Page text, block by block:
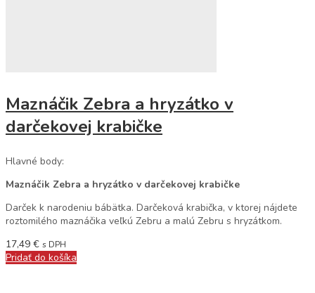
Maznáčik Zebra a hryzátko v
darčekovej krabičke
Hlavné body:
Maznáčik Zebra a hryzátko v darčekovej krabičke
Darček k narodeniu bábätka. Darčeková krabička, v ktorej nájdete
roztomilého maznáčika veľkú Zebru a malú Zebru s hryzátkom.
17,49 € s DPH
Pridať do košíka